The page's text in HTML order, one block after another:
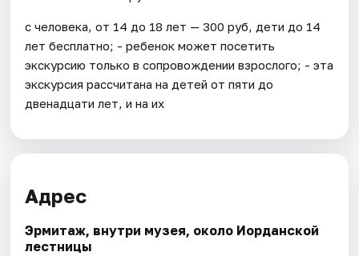
с человека, от 14 до 18 лет — 300 руб, дети до 14
лет бесплатно; - ребенок может посетить
экскурсию только в сопровождении взрослого; - эта
экскурсия рассчитана на детей от пяти до
двенадцати лет, и на их
Адрес
Эрмитаж, внутри музея, около Иорданской
лестницы